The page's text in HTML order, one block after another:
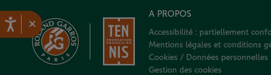
×
A PROPOS
Accessibilité : partiellement
Mentions légales et conditions
Cookies / Données personnelles
Gestion des cookies